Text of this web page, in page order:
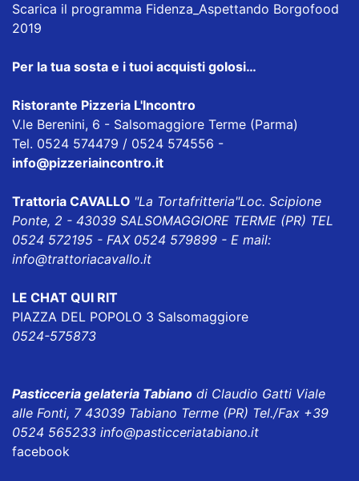
Scarica il programma Fidenza_Aspettando Borgofood
2019
Per la tua sosta e i tuoi acquisti golosi…
Ristorante Pizzeria L'Incontro
V.le Berenini, 6 - Salsomaggiore Terme (Parma)
Tel. 0524 574479 / 0524 574556 -
info@pizzeriaincontro.it
Trattoria CAVALLO "La Tortafritteria"Loc. Scipione
Ponte, 2 - 43039 SALSOMAGGIORE TERME (PR) TEL
0524 572195 - FAX 0524 579899 - E mail:
info@trattoriacavallo.it
LE CHAT QUI RIT
PIAZZA DEL POPOLO 3 Salsomaggiore
0524-575873
Pasticceria gelateria Tabiano di Claudio Gatti Viale
alle Fonti, 7 43039 Tabiano Terme (PR) Tel./Fax +39
0524 565233 info@pasticceriatabiano.it
facebook